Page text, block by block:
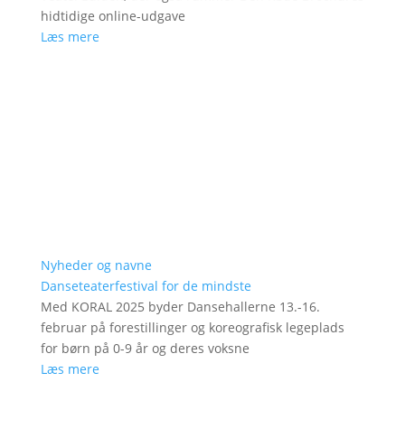
hidtidige online-udgave
Læs mere
Nyheder og navne
Danseteaterfestival for de mindste
Med KORAL 2025 byder Dansehallerne 13.-16.
februar på forestillinger og koreografisk legeplads
for børn på 0-9 år og deres voksne
Læs mere